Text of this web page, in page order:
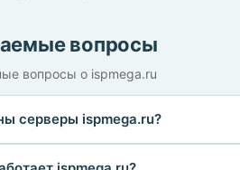
вопросы
вопросы о ispmega.ru
серверы ispmega.ru?